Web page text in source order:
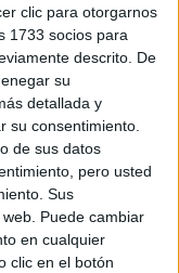
clic para otorgarnos
1733 socios para
descrito. De
su
detallada y
su consentimiento.
de sus datos
pero usted
Sus
Puede cambiar
en cualquier
clic en el botón